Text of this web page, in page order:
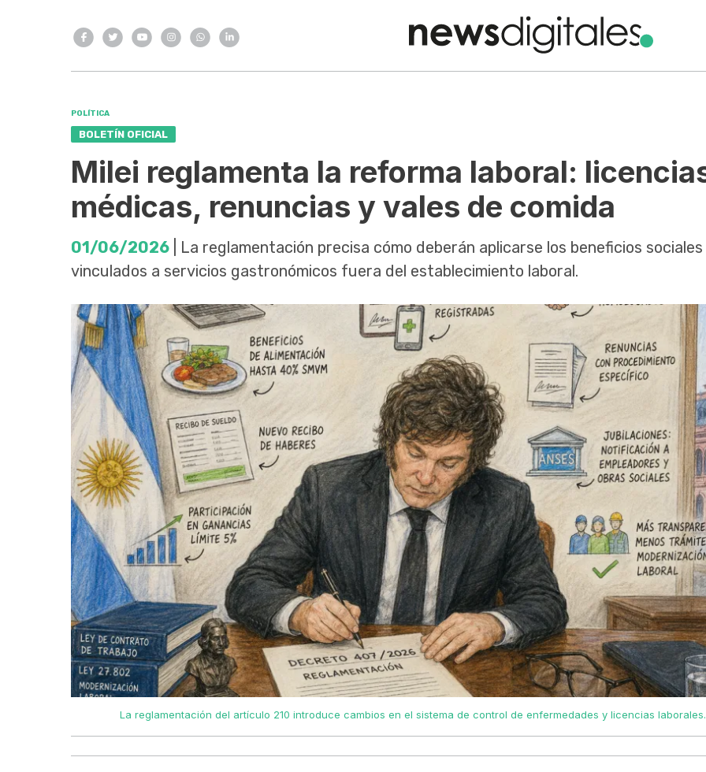
POLÍTICA
BOLETÍN OFICIAL
Milei reglamenta la reforma laboral:
médicas, renuncias y vales de comida
01/06/2026 | La reglamentación precisa cómo deberán aplicarse los beneficios sociales
vinculados a servicios gastronómicos fuera del establecimiento laboral.
La reglamentación del artículo 210 introduce cambios en el sistema de control de enfermedades y licencias laborales.